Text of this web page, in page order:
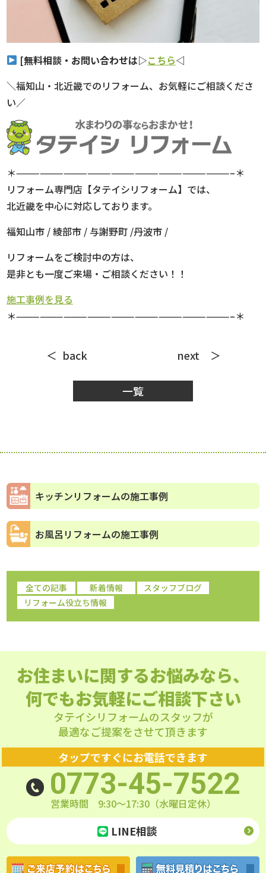
[無料相談・お問い合わせは▷こちら◁
＼福知山・北近畿でのリフォーム、お気軽にご相談くださ
い／
＊———————————————————————————–＊
リフォーム専門店【タテイシリフォーム】では、
北近畿を中心に対応しております。
福知山市 / 綾部市 /与謝野町 /丹波市 /
リフォームをご検討中の方は、
是非とも一度ご来場・ご相談ください！！
施工事例を見る
＊———————————————————————————–＊
back
一覧
next
キッチンリフォームの施工事例
お風呂リフォームの施工事例
全ての記事 新着情報
スタッフブログ
リフォーム役立ち情報
お住まいに関するお悩みなら、
何でもお気軽にご相談下さい
タテイシリフォームのスタッフが
最適なご提案をさせて頂きます
タップですぐにお電話できます
0773-45-7522
営業時間 9:30～17:30（水曜日定休）
LINE相談